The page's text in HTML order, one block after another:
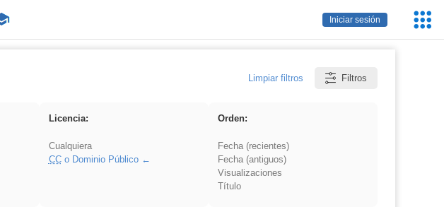
Iniciar sesión
Limpiar filtros Filtros
Licencia:
Cualquiera
CCo Dominio Público
Orden:
Fecha (recientes)
Fecha (antiguos)
Visualizaciones
Título